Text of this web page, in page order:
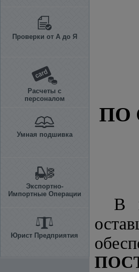
Проверки от А до Я
Расчеты с
персоналом
Умная подшивка
Экспортно-
Импортные Операции
Юрист Предприятия
ПО
В